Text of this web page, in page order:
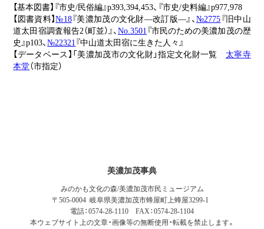
【基本図書】『市史/民俗編』p393,394,453、『市史/史料編』p977,978
【図書資料】№18『美濃加茂の文化財―改訂版―』、№2775『旧中山
道太田宿調査報告2（町並）』、No.3501『市民のための美濃加茂の歴
史』p103、№22321『中山道太田宿に生きた人々』
【データベース】「美濃加茂市の文化財」指定文化財一覧 太寧寺
本堂（市指定）
美濃加茂事典
みのかも文化の森/美濃加茂市民ミュージアム
〒505-0004 岐阜県美濃加茂市蜂屋町上蜂屋3299-1
電話：0574-28-1110 FAX：0574-28-1104
本ウェブサイト上の文章・画像等の無断使用・転載を禁止します。